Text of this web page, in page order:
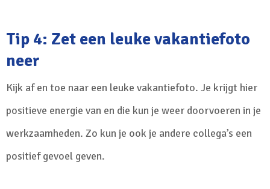
Tip 4: Zet een leuke vakantiefoto
neer
Kijk af en toe naar een leuke vakantiefoto. Je krijgt hier
positieve energie van en die kun je weer doorvoeren in je
werkzaamheden. Zo kun je ook je andere collega’s een
positief gevoel geven.